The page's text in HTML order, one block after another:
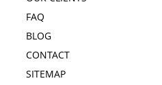
FAQ
BLOG
CONTACT
SITEMAP